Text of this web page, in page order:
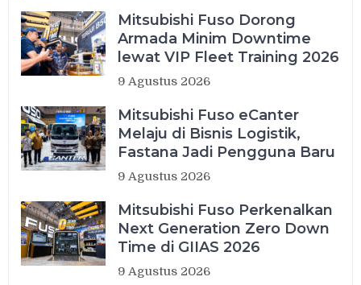
Mitsubishi Fuso Dorong
Armada Minim Downtime
lewat VIP Fleet Training 2026
9 Agustus 2026
Mitsubishi Fuso eCanter
Melaju di Bisnis Logistik,
Fastana Jadi Pengguna Baru
9 Agustus 2026
Mitsubishi Fuso Perkenalkan
Next Generation Zero Down
Time di GIIAS 2026
9 Agustus 2026